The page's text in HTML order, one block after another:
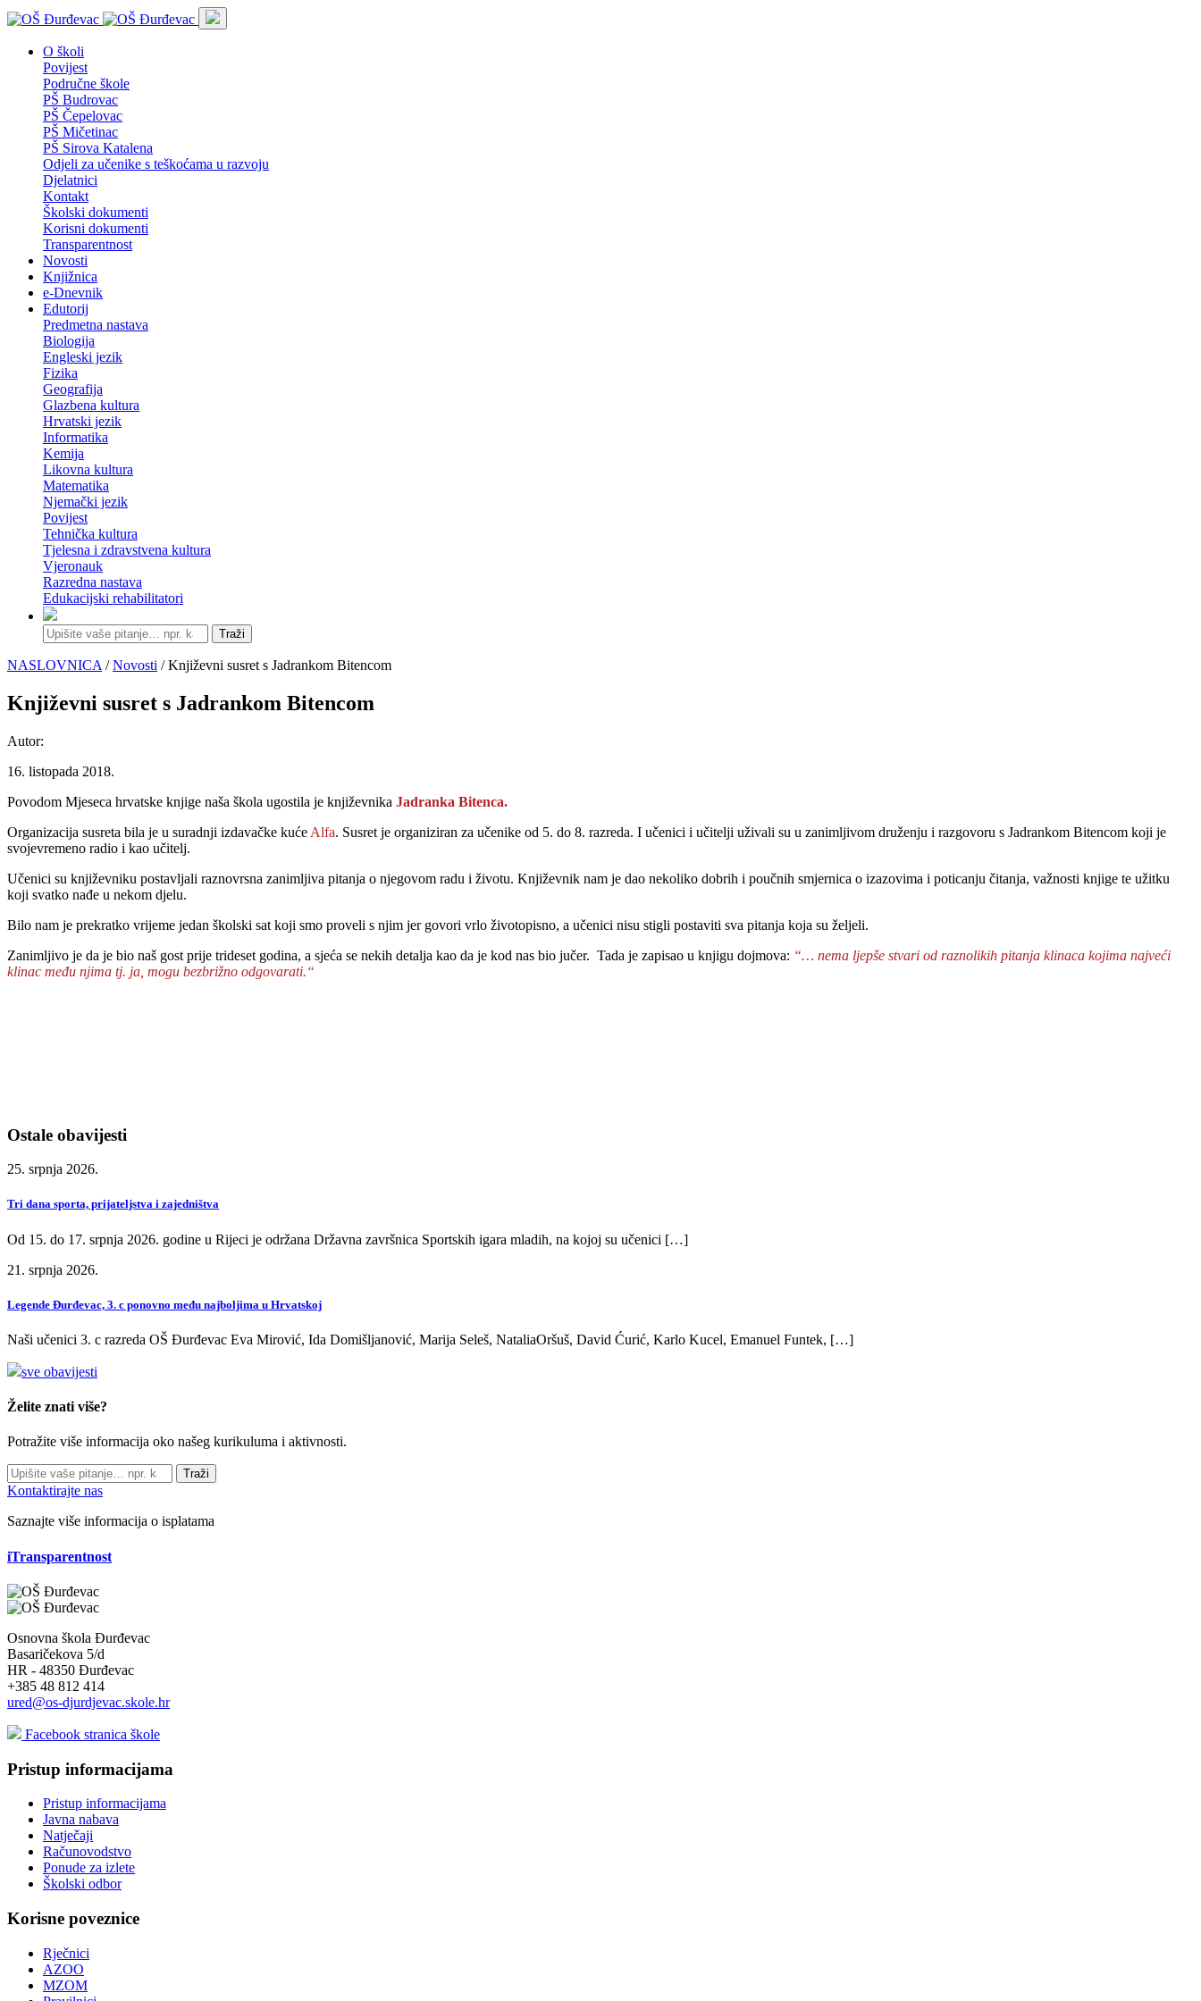
O školi
Povijest
Područne škole
PŠ Budrovac
PŠ Čepelovac
PŠ Mičetinac
PŠ Sirova Katalena
Odjeli za učenike s teškoćama u razvoju
Djelatnici
Kontakt
Školski dokumenti
Korisni dokumenti
Transparentnost
Novosti
Knjižnica
e-Dnevnik
Edutorij
Predmetna nastava
Biologija
Engleski jezik
Fizika
Geografija
Glazbena kultura
Hrvatski jezik
Informatika
Kemija
Likovna kultura
Matematika
Njemački jezik
Povijest
Tehnička kultura
Tjelesna i zdravstvena kultura
Vjeronauk
Razredna nastava
Edukacijski rehabilitatori
Traži
NASLOVNICA /Novosti / Književni susret s Jadrankom Bitencom
Književni susret s Jadrankom Bitencom
Autor:
16. listopada 2018.
Povodom Mjeseca hrvatske knjige naša škola ugostila je književnika Jadranka Bitenca.
Organizacija susreta bila je u suradnji izdavačke kuće Alfa. Susret je organiziran za učenike od 5. do 8. razreda. I učenici i učitelji uživali su u zanimljivom druženju i razgovoru s Jadrankom Bitencom koji je
svojevremeno radio i kao učitelj.
Učenici su književniku postavljali raznovrsna zanimljiva pitanja o njegovom radu i životu. Književnik nam je dao nekoliko dobrih i poučnih smjernica o izazovima i poticanju čitanja, važnosti knjige te užitku
koji svatko nađe u nekom djelu.
Bilo nam je prekratko vrijeme jedan školski sat koji smo proveli s njim jer govori vrlo životopisno, a učenici nisu stigli postaviti sva pitanja koja su željeli.
Zanimljivo je da je bio naš gost prije trideset godina, a sjeća se nekih detalja kao da je kod nas bio jučer. Tada je zapisao u knjigu dojmova: “… nema ljepše stvari od raznolikih pitanja klinaca kojima najveći
klinac među njima tj. ja, mogu bezbrižno odgovarati.“
Ostale obavijesti
25. srpnja 2026.
Tri dana sporta, prijateljstva i zajedništva
Od 15. do 17. srpnja 2026. godine u Rijeci je održana Državna završnica Sportskih igara mladih, na kojoj su učenici […]
21. srpnja 2026.
Legende Đurđevac, 3. c ponovno među najboljima u Hrvatskoj
Naši učenici 3. c razreda OŠ Đurđevac Eva Mirović, Ida Domišljanović, Marija Seleš, NataliaOršuš, David Ćurić, Karlo Kucel, Emanuel Funtek, […]
sve obavijesti
Želite znati više?
Potražite više informacija oko našeg kurikuluma i aktivnosti.
Traži
Kontaktirajte nas
Saznajte više informacija o isplatama
iTransparentnost
Osnovna škola Đurđevac
Basaričekova 5/d
HR - 48350 Đurđevac
+385 48 812 414
ured@os-djurdjevac.skole.hr
Facebook stranica škole
Pristup informacijama
Pristup informacijama
Javna nabava
Natječaji
Računovodstvo
Ponude za izlete
Školski odbor
Korisne poveznice
Rječnici
AZOO
MZOM